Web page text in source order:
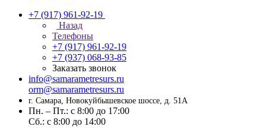
+7 (917) 961-92-19
Назад
Телефоны
+7 (917) 961-92-19
+7 (937) 068-93-85
Заказать звонок
info@samarametresurs.ru
orm@samarametresurs.ru
г. Самара, Новокуйбышевское шоссе, д. 51А
Пн. – Пт.: с 8:00 до 17:00
Cб.: с 8:00 до 14:00